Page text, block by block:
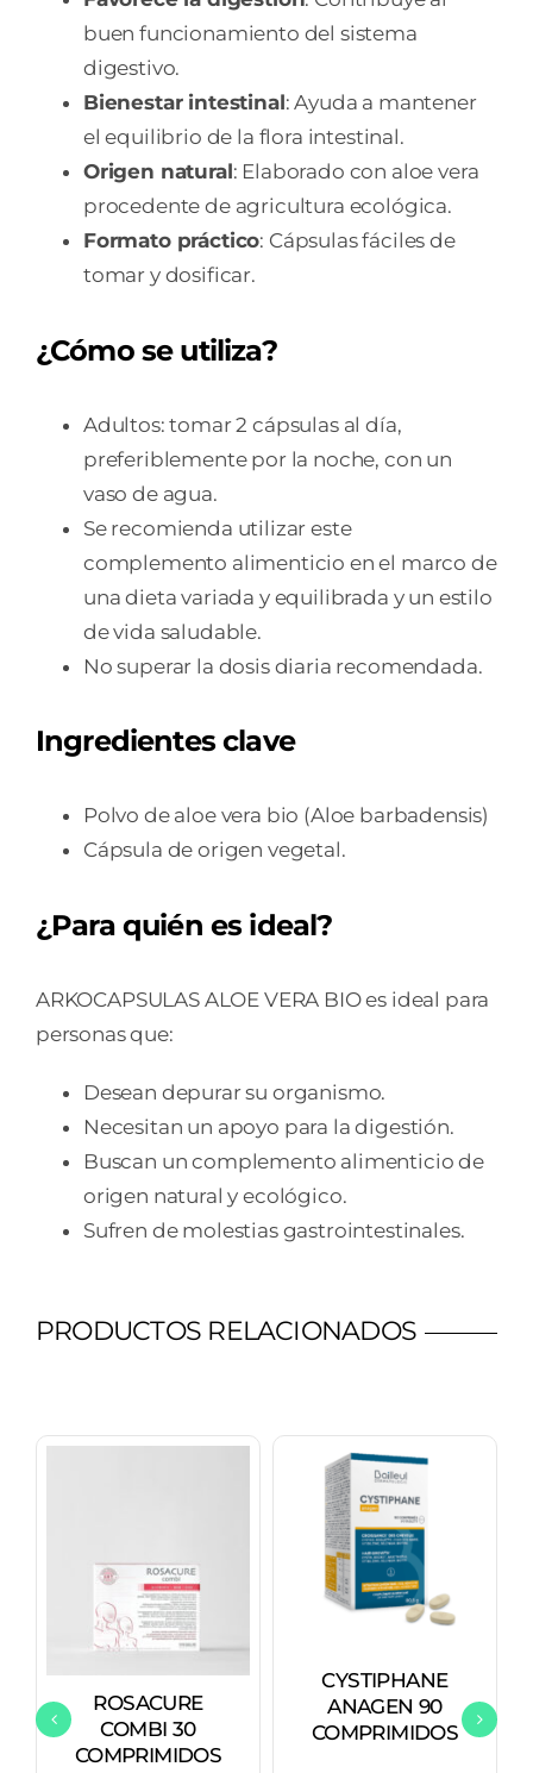
buen funcionamiento del sistema
digestivo.
Bienestar intestinal: Ayuda a mantener
el equilibrio de la flora intestinal.
Origen natural: Elaborado con aloe vera
procedente de agricultura ecológica.
Formato práctico: Cápsulas fáciles de
tomar y dosificar.
¿Cómo se utiliza?
Adultos: tomar 2 cápsulas al día,
preferiblemente por la noche, con un
vaso de agua.
Se recomienda utilizar este
complemento alimenticio en el marco de
una dieta variada y equilibrada y un estilo
de vida saludable.
No superar la dosis diaria recomendada.
Ingredientes clave
Polvo de aloe vera bio (Aloe barbadensis)
Cápsula de origen vegetal.
¿Para quién es ideal?
ARKOCAPSULAS ALOE VERA BIO es ideal para
personas que:
Desean depurar su organismo.
Necesitan un apoyo para la digestión.
Buscan un complemento alimenticio de
origen natural y ecológico.
Sufren de molestias gastrointestinales.
PRODUCTOS RELACIONADOS
ROSACURE
COMBI 30
COMPRIMIDOS
CYSTIPHANE
ANAGEN 90
COMPRIMIDOS